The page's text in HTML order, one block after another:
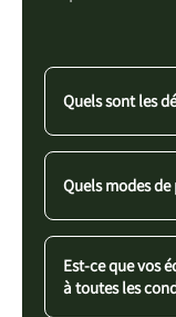
Quels sont les
Quels modes
Est-ce que vos
à toutes les